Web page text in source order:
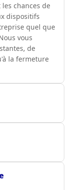
chances de
dispositifs
quel que
vous
de
la fermeture